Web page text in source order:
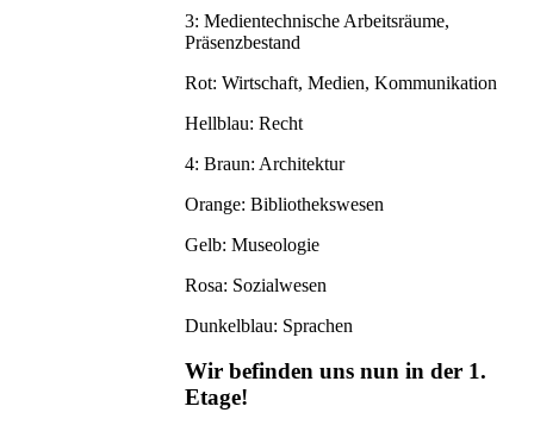
3: Medientechnische Arbeitsräume,
Präsenzbestand
Rot: Wirtschaft, Medien, Kommunikation
Hellblau: Recht
4: Braun: Architektur
Orange: Bibliothekswesen
Gelb: Museologie
Rosa: Sozialwesen
Dunkelblau: Sprachen
Wir befinden uns nun in der 1.
Etage!